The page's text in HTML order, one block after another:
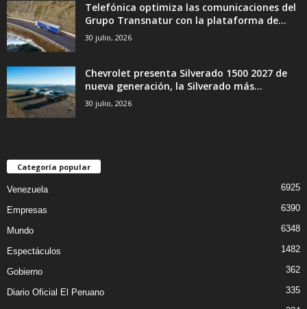
Telefónica optimiza las comunicaciones del
Grupo Transnatur con la plataforma de...
30 julio, 2026
Chevrolet presenta Silverado 1500 2027 de
nueva generación, la Silverado más...
30 julio, 2026
Categoría popular
Venezuela 6925
Empresas 6390
Mundo 6348
Espectáculos 1482
Gobierno 362
Diario Oficial El Peruano 335